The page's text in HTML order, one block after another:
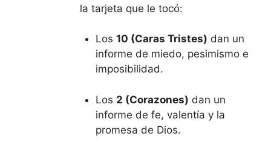
la tarjeta que le tocó:
Los 10 (Caras Tristes) dan un
informe de miedo, pesimismo e
imposibilidad.
Los 2 (Corazones) dan un
informe de fe, valentía y la
promesa de Dios.